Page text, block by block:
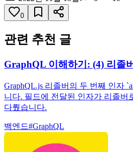
0
관련 추천 글
GraphQL 이해하기: (4) 리졸
GraphQL.js 리졸버의 두 번째 인자
니다. 필드에 전달된 인자가 리졸버
다뤘습니다.
백엔드#GraphQL